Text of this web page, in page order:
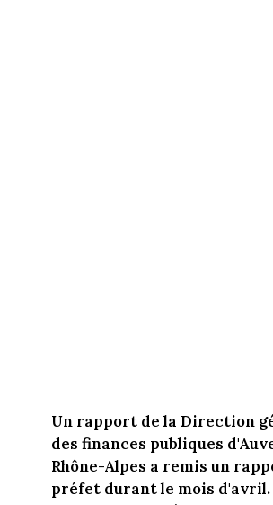
Un rapport de la Direction
des finances publiques
Rhône-Alpes a remis un
préfet durant le mois d'avril.